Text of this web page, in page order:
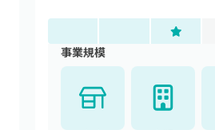
事業規模